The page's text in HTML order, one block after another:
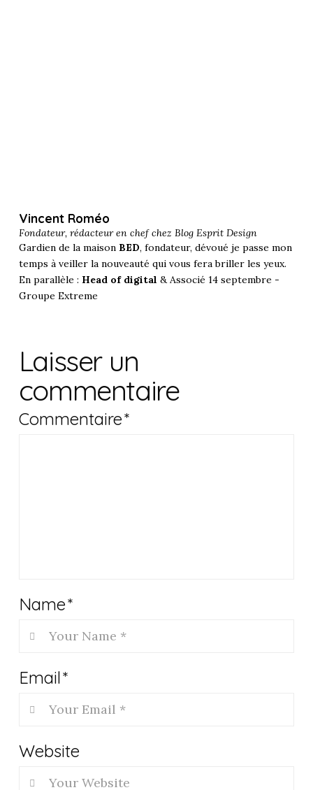
Vincent Roméo
Fondateur, rédacteur en chef chez Blog Esprit Design
Gardien de la maison BED, fondateur, dévoué je passe mon
temps à veiller la nouveauté qui vous fera briller les yeux.
En parallèle : Head of digital & Associé 14 septembre -
Groupe Extreme
Laisser un
commentaire
Commentaire*
Name*
Email*
Website